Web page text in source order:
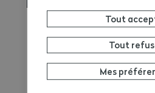
Épisode de canicule
Selon les annonces de
épisode de canicule de
le cas) est annoncé pour le
Tout
Tout
Mes